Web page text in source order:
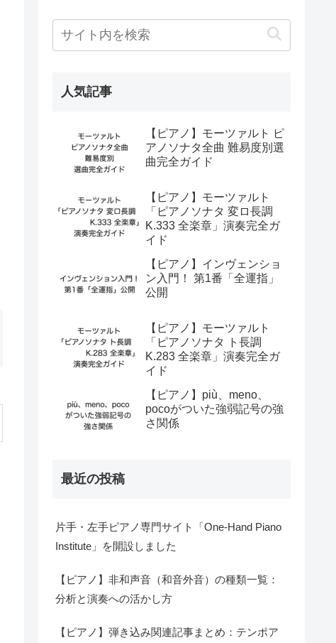
人気記事
【ピアノ】モーツァルト ピ
アノソナタ全曲 難易度別選
曲完全ガイド
【ピアノ】モーツァルト
「ピアノソナタ 変ロ長調
K.333 全楽章」演奏完全ガ
イド
【ピアノ】インヴェンショ
ン入門！ 第1番「全運指」
公開
【ピアノ】モーツァルト
「ピアノソナタ ト長調
K.283 全楽章」演奏完全ガ
イド
【ピアノ】più、meno、
pocoがついた強弱記号の強
さ関係
最近の投稿
片手・左手ピアノ専門サイト「One-Hand Piano
Institute」を開設しました
【ピアノ】非和声音（和音外音）の種類一覧：
分析と演奏への活かし方
【ピアノ】弾き込み関連記事まとめ：テンポア